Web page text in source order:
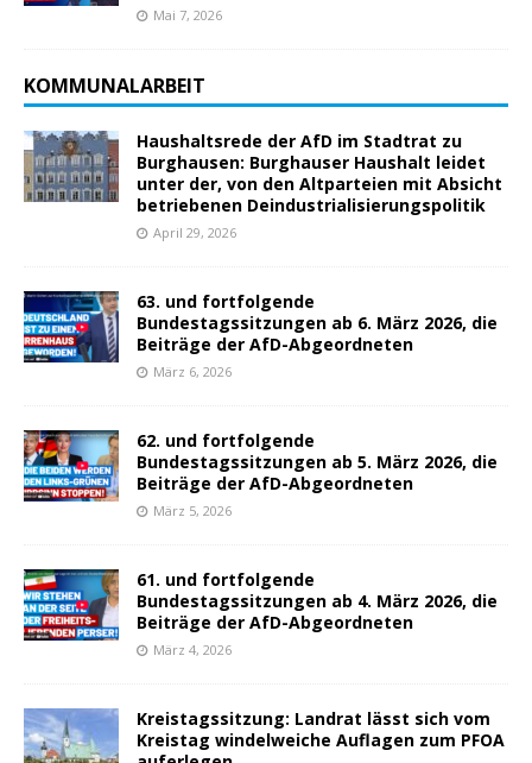
Mai 7, 2026
KOMMUNALARBEIT
Haushaltsrede der AfD im Stadtrat zu
Burghausen: Burghauser Haushalt leidet
unter der, von den Altparteien mit Absicht
betriebenen Deindustrialisierungspolitik
April 29, 2026
63. und fortfolgende
Bundestagssitzungen ab 6. März 2026, die
Beiträge der AfD-Abgeordneten
März 6, 2026
62. und fortfolgende
Bundestagssitzungen ab 5. März 2026, die
Beiträge der AfD-Abgeordneten
März 5, 2026
61. und fortfolgende
Bundestagssitzungen ab 4. März 2026, die
Beiträge der AfD-Abgeordneten
März 4, 2026
Kreistagssitzung: Landrat lässt sich vom
Kreistag windelweiche Auflagen zum PFOA